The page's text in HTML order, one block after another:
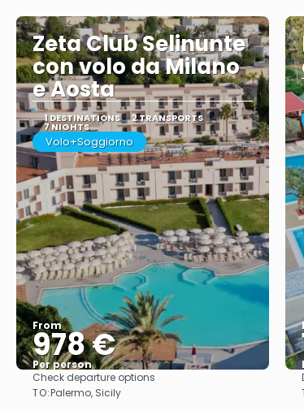
Zeta Club Selinunte
con volo da Milano
e Aosta
1 DESTINATIONS 2 TRANSPORTS
7 NIGHTS
Volo+Soggiorno
From
978 €
Per person
See
Check departure options
TO:Palermo, Sicily